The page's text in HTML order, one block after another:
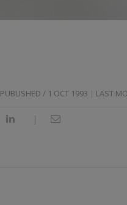
PUBLISHED / 1 OCT 1993 LAST
|